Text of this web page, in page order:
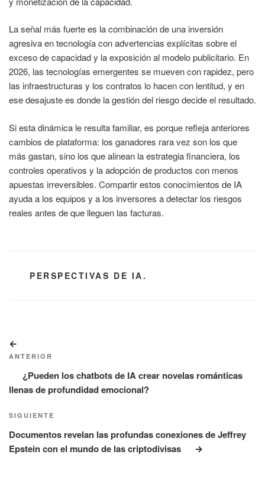
La señal más fuerte es la combinación de una inversión
agresiva en tecnología con advertencias explícitas sobre el
exceso de capacidad y la exposición al modelo publicitario. En
2026, las tecnologías emergentes se mueven con rapidez, pero
las infraestructuras y los contratos lo hacen con lentitud, y en
ese desajuste es donde la gestión del riesgo decide el resultado.
Si esta dinámica le resulta familiar, es porque refleja anteriores
cambios de plataforma: los ganadores rara vez son los que
más gastan, sino los que alinean la estrategia financiera, los
controles operativos y la adopción de productos con menos
apuestas irreversibles. Compartir estos conocimientos de IA
ayuda a los equipos y a los inversores a detectar los riesgos
reales antes de que lleguen las facturas.
CATEGORÍAS
PERSPECTIVAS DE IA.
de
entradas
anterior:
ANTERIOR
¿Pueden los chatbots de IA crear novelas románticas
llenas de profundidad emocional?
Siguiente
entrada
SIGUIENTE
Documentos revelan las profundas conexiones de Jeffrey
Epstein con el mundo de las criptodivisas